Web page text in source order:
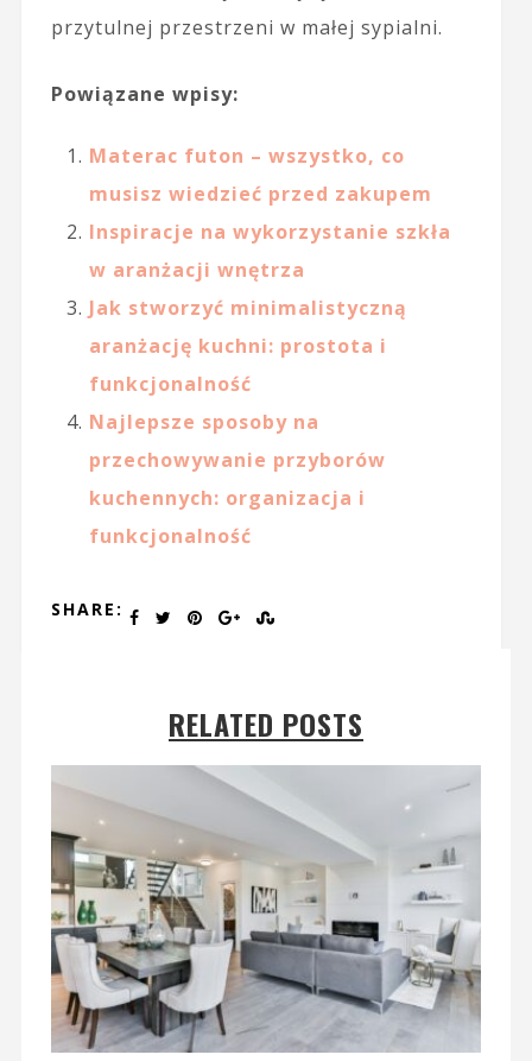
przytulnej przestrzeni w małej sypialni.
Powiązane wpisy:
Materac futon – wszystko, co
musisz wiedzieć przed zakupem
Inspiracje na wykorzystanie szkła
w aranżacji wnętrza
Jak stworzyć minimalistyczną
aranżację kuchni: prostota i
funkcjonalność
Najlepsze sposoby na
przechowywanie przyborów
kuchennych: organizacja i
funkcjonalność
SHARE:
RELATED POSTS